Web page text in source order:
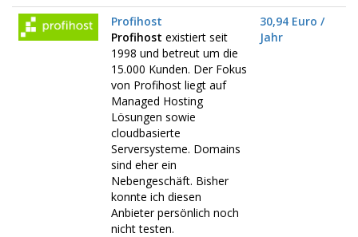
Profihost
Profihost existiert seit
1998 und betreut um die
15.000 Kunden. Der Fokus
von Profihost liegt auf
Managed Hosting
Lösungen sowie
cloudbasierte
Serversysteme. Domains
sind eher ein
Nebengeschäft. Bisher
konnte ich diesen
Anbieter persönlich noch
nicht testen.
30,94 Euro /
Jahr